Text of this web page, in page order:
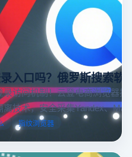
录入口吗？俄罗斯搜索软
访问机制！云登电商浏览器
技术，安全采集Yandex、
指纹浏览器